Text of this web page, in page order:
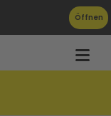
Öffnen